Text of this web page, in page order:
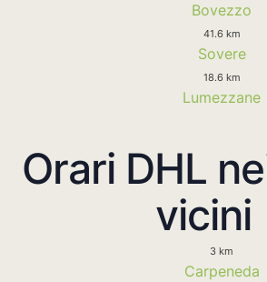
Bovezzo
41.6 km
Sovere
18.6 km
Lumezzane
Orari DHL
vicini
3 km
Carpeneda